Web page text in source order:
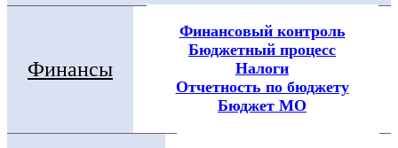
Финансы
Финансовый контроль
Бюджетный процесс
Налоги
Отчетность по бюджету
Бюджет МО